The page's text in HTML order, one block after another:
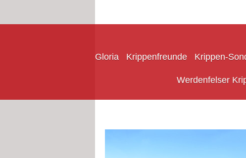
Gloria Krippenfreunde Krippen-
Werdenfelser